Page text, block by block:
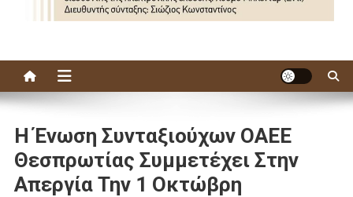
Η Ένωση Συνταξιούχων ΟΑΕΕ
Θεσπρωτίας Συμμετέχει Στην
Απεργία Την 1 Οκτώβρη